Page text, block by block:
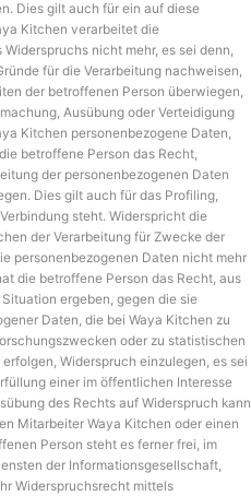
Dies gilt auch für ein auf diese
Kitchen verarbeitet die
nicht mehr, es sei denn,
für die Verarbeitung nachweisen,
der betroffenen Person überwiegen,
Ausübung oder Verteidigung
Kitchen personenbezogene Daten,
betroffene Person das Recht,
der personenbezogenen Daten
Dies gilt auch für das Profiling,
steht. Widerspricht die
der Verarbeitung für Zwecke der
personenbezogenen Daten nicht mehr
die betroffene Person das Recht, aus
ergeben, gegen die sie
Daten, die bei Waya Kitchen zu
oder zu statistischen
Widerspruch einzulegen, es sei
einer im öffentlichen Interesse
des Rechts auf Widerspruch kann
Mitarbeiter Waya Kitchen oder einen
Person steht es ferner frei, im
der Informationsgesellschaft,
Widerspruchsrecht mittels